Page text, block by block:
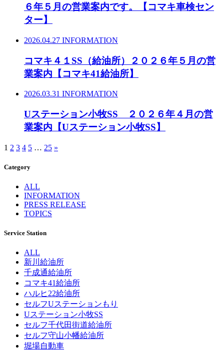
６年５月の営業案内です。【コマキ車検セン
ター】
2026.04.27 INFORMATION
コマキ４１SS（給油所）２０２６年５月の営
業案内【コマキ41給油所】
2026.03.31 INFORMATION
Uステーション小牧SS ２０２６年４月の営
業案内【Uステーション小牧SS】
1 2 3 4 5 … 25 »
Category
ALL
INFORMATION
PRESS RELEASE
TOPICS
Service Station
ALL
新川給油所
千成通給油所
コマキ41給油所
ハルヒ22給油所
セルフUステーションもり
Uステーション小牧SS
セルフ千代田街道給油所
セルフ守山小幡給油所
堀場自動車